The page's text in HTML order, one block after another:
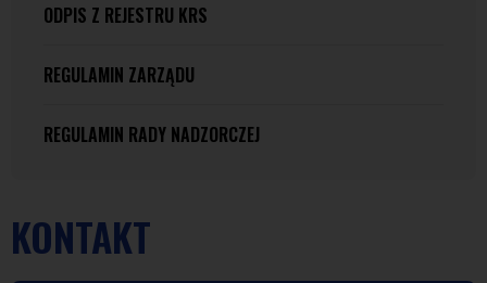
ODPIS Z REJESTRU KRS
REGULAMIN ZARZĄDU
REGULAMIN RADY NADZORCZEJ
KONTAKT